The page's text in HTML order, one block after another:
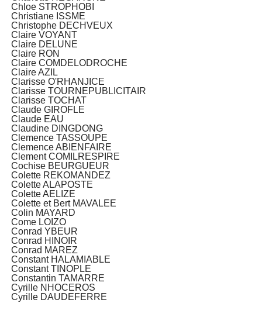
Chloe STROPHOBI
Christiane ISSME
Christophe DECHVEUX
Claire VOYANT
Claire DELUNE
Claire RON
Claire COMDELODROCHE
Claire AZIL
Clarisse O'RHANJICE
Clarisse TOURNEPUBLICITAIR
Clarisse TOCHAT
Claude GIROFLE
Claude EAU
Claudine DINGDONG
Clemence TASSOUPE
Clemence ABIENFAIRE
Clement COMILRESPIRE
Cochise BEURGUEUR
Colette REKOMANDEZ
Colette ALAPOSTE
Colette AELIZE
Colette et Bert MAVALEE
Colin MAYARD
Come LOIZO
Conrad YBEUR
Conrad HINOIR
Conrad MAREZ
Constant HALAMIABLE
Constant TINOPLE
Constantin TAMARRE
Cyrille NHOCEROS
Cyrille DAUDEFERRE